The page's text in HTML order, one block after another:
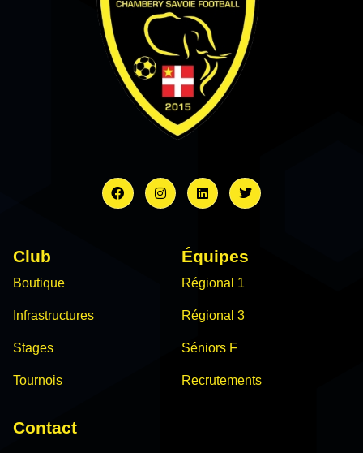
Club
Boutique
Infrastructures
Stages
Tournois
Équipes
Régional 1
Régional 3
Séniors F
Recrutements
Contact